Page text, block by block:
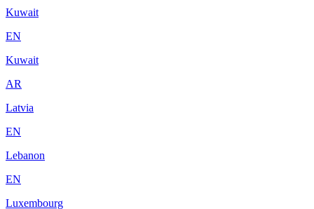
Kuwait
EN
Kuwait
AR
Latvia
EN
Lebanon
EN
Luxembourg